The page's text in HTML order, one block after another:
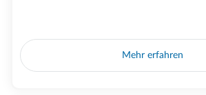
Mehr erfahren